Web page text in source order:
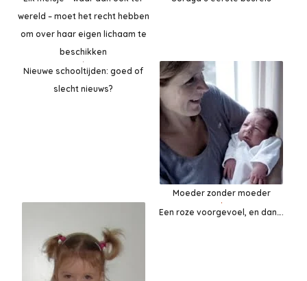
wereld – moet het recht hebben
om over haar eigen lichaam te
beschikken
Nieuwe schooltijden: goed of
slecht nieuws?
Moeder zonder moeder
Een roze voorgevoel, en dan….